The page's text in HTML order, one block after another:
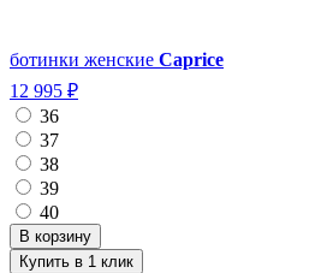
ботинки женские Caprice
12 995 ₽
36
37
38
39
40
Купить в 1 клик